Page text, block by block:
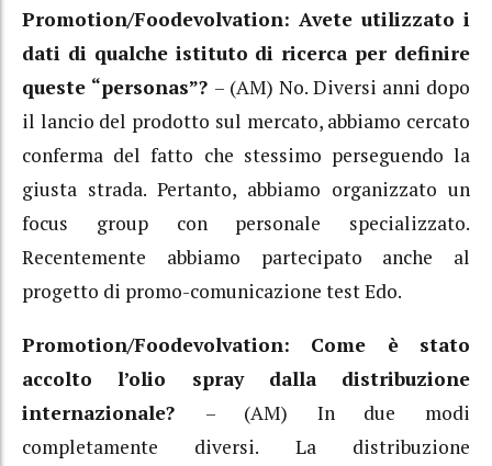
Promotion/Foodevolvation: Avete utilizzato i
dati di qualche istituto di ricerca per definire
queste “personas”? – (AM) No. Diversi anni dopo
il lancio del prodotto sul mercato, abbiamo cercato
conferma del fatto che stessimo perseguendo la
giusta strada. Pertanto, abbiamo organizzato un
focus group con personale specializzato.
Recentemente abbiamo partecipato anche al
progetto di promo-comunicazione test Edo.
Promotion/Foodevolvation: Come è stato
accolto l’olio spray dalla distribuzione
internazionale? – (AM) In due modi
completamente diversi. La distribuzione